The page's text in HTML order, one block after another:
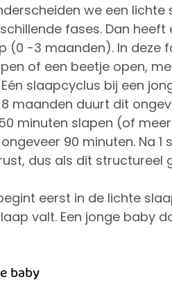
we een
fases. Dan
(0 -3 maanden). In deze
of een beetje open,
slaapcyclus bij een
maanden duurt dit
minuten slapen (of
90 minuten. Na
dus als dit structureel
eerst in de lichte
valt. Een jonge baby
baby